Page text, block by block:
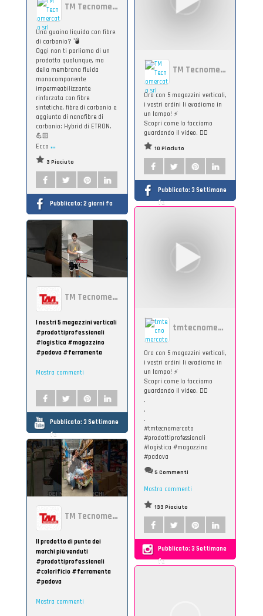
TM Tecnomercato srl
Una guaina liquida con fibre
di carbonio? 💣
Oggi non ti parliamo di un
prodotto qualunque, ma
della membrana fluida
monocomponente
impermeabilizzante
rinforzata con fibre
sintetiche, fibre di carbonio e
aggiunta di nanofibre di
carbonio: Hybrid di ETRON.
💪🏻
Ecco ...
3 Piaciuto
Pubblicato: 2 giorni fa
TM Tecnomercato srl
Ora con 5 magazzini verticali,
i vostri ordini li evadiamo in
un lampo! ⚡
Scopri come lo facciamo
guardando il video. 👆🏻
10 Piaciuto
Pubblicato: 3 Settimane
fa
tmtecnomercato
Ora con 5 magazzini verticali,
i vostri ordini li evadiamo in
un lampo! ⚡
Scopri come lo facciamo
guardando il video. 👆🏻
.
.
.
#tmtecnomercato
#prodottiprofessionali
#logistica #magazzino
#padova
5 Commenti
Mostra commenti
133 Piaciuto
Pubblicato: 3 Settimane
fa
TM Tecnomercato
I nostri 5 magazzini verticali
#prodottiprofessionali
#logistica #magazzino
#padova #ferramenta
Mostra commenti
Pubblicato: 3 Settimane
fa
TM Tecnomercato
Il prodotto di punta dei
marchi più venduti
#prodottiprofessionali
#colorificio #ferramenta
#padova
Mostra commenti